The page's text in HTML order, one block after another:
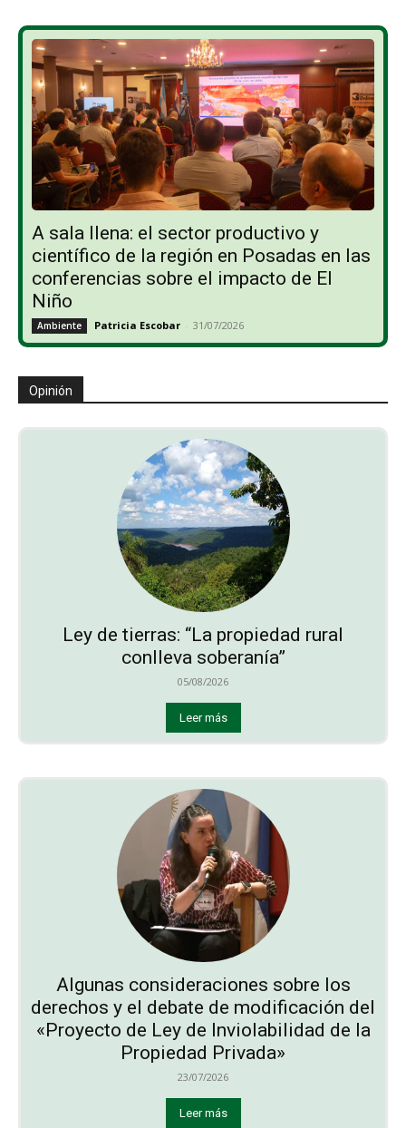
A sala llena: el sector productivo y
científico de la región en Posadas en las
conferencias sobre el impacto de El
Niño
Ambiente Patricia Escobar - 31/07/2026
Opinión
Ley de tierras: “La propiedad rural
conlleva soberanía”
05/08/2026
Leer más
Algunas consideraciones sobre los
derechos y el debate de modificación del
«Proyecto de Ley de Inviolabilidad de la
Propiedad Privada»
23/07/2026
Leer más